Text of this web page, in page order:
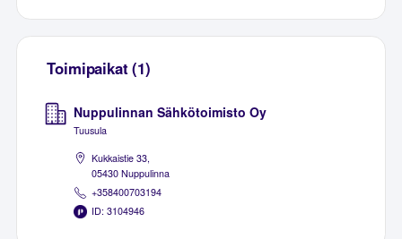
Toimipaikat (1)
Nuppulinnan Sähkötoimisto Oy
Tuusula
Kukkaistie 33,
05430 Nuppulinna
+358400703194
ID: 3104946